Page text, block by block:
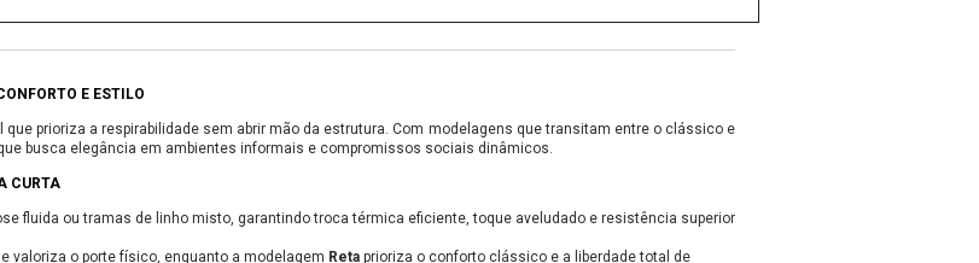
E ESTILO
prioriza a respirabilidade sem abrir mão da estrutura. Com modelagens que transitam entre o clássico e
busca elegância em ambientes informais e compromissos sociais dinâmicos.
CURTA
fluida ou tramas de linho misto, garantindo troca térmica eficiente, toque aveludado e resistência superior
valoriza o porte físico, enquanto a modelagem Reta prioriza o conforto clássico e a liberdade total de